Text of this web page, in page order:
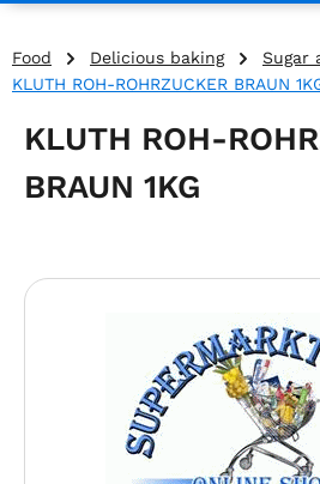
Food Delicious baking
Sugar
KLUTH ROH-ROHRZUCKER BRAUN
KLUTH ROH-
BRAUN 1KG
Skip image gallery